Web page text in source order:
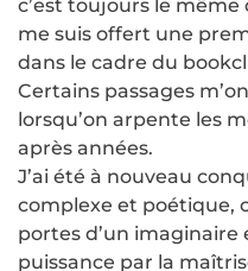
c’est toujours le même
me suis offert une
dans le cadre du
Certains passages
lorsqu’on arpente les
après années.
J’ai été à nouveau
complexe et poétique,
portes d’un
puissance par la